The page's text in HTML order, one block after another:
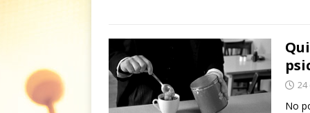
24
No